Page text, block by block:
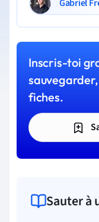
Gabriel
Inscris-toi
fiches.
Sauter à